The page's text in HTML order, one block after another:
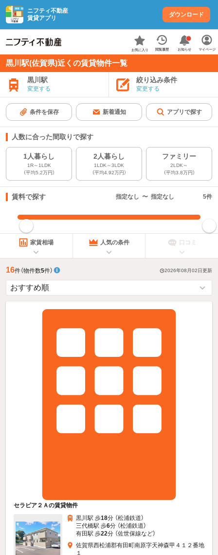
ニフティ不動産
賃貸アプリ
ダウンロード
お気に入り 閲覧履歴 お知らせ マイページ
黒川駅(佐賀県)近くの賃貸物件一覧
黒川駅
変更する
絞り込み条件
変更する
条件を保存 新着通知 アプリで探す
人数に合った間取りで探す
1人暮らし
1R～1LDK
（平均5.2万円）
2人暮らし
1LDK～3LDK
（平均4.92万円）
ファミリー
2LDK～
（平均3.8万円）
賃料で探す 指定なし 〜 指定なし 5件
指定した賃料で絞り込む
家賃相場 人気の条件 口コミ
16件（物件数5件） 2026年08月02日更新
セラピア２Ａの賃貸物件
黒川駅 歩18分 （松浦鉄道）
三代橋駅 歩6分 （松浦鉄道）
有田駅 歩22分 （佐世保線など）
佐賀県西松浦郡有田町南原字天神森甲４１２番地
１